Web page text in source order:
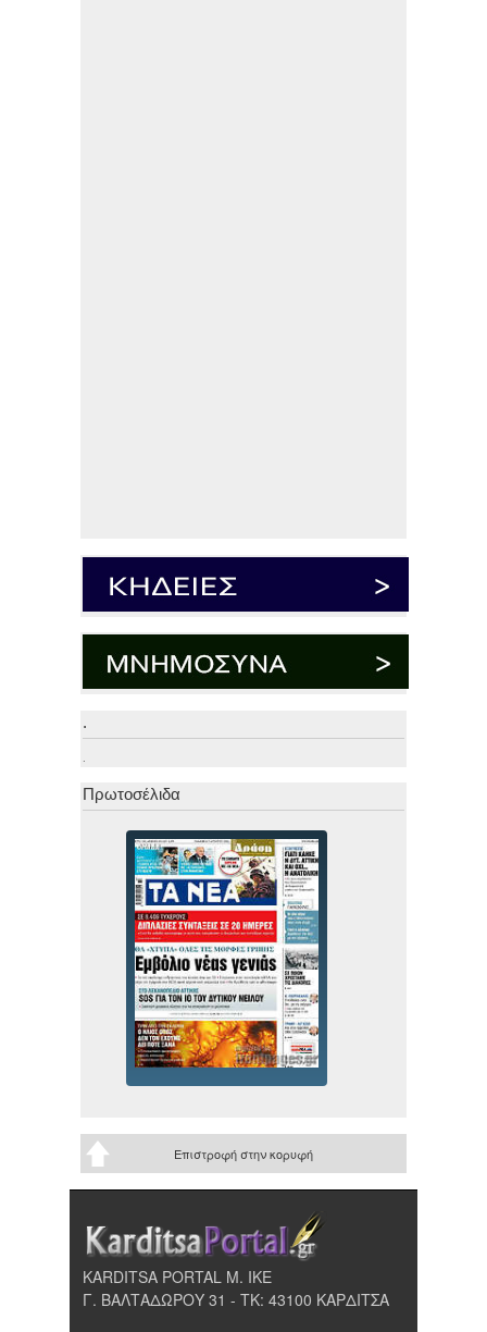
.
.
Πρωτοσέλιδα
Επιστροφή στην κορυφή
KARDITSA PORTAL Μ. ΙΚΕ
Γ. ΒΑΛΤΑΔΩΡΟΥ 31 - ΤΚ: 43100 ΚΑΡΔΙΤΣΑ